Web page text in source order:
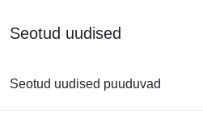
Seotud uudised
Seotud uudised puuduvad